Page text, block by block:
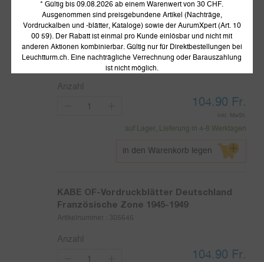
KABE OF-Vordruckblätter BRD
Amerikanische u. Britische
Zone+Gemeinschaftsausgabe 1945-1949
Artikelnummer :301604
Anzahl
104.90 Fr.
inkl. MwSt.
auf Lager, Lieferung in 4-8 Werktagen
in den Warenkorb legen
KABE OF-Vordruckblätter Deutschland
Französische Zone 1945-1949
Artikelnummer : 305645
Anzahl
104.90 Fr.
* Gültig bis 09.08.2026 ab einem Warenwert von 30 CHF.
Ausgenommen sind preisgebundene Artikel (Nachträge,
Vordruckalben und -blätter, Kataloge) sowie der AurumXpert (Art. 10
00 59). Der Rabatt ist einmal pro Kunde einlösbar und nicht mit
anderen Aktionen kombinierbar. Gültig nur für Direktbestellungen bei
Leuchtturm.ch. Eine nachträgliche Verrechnung oder Barauszahlung
ist nicht möglich.